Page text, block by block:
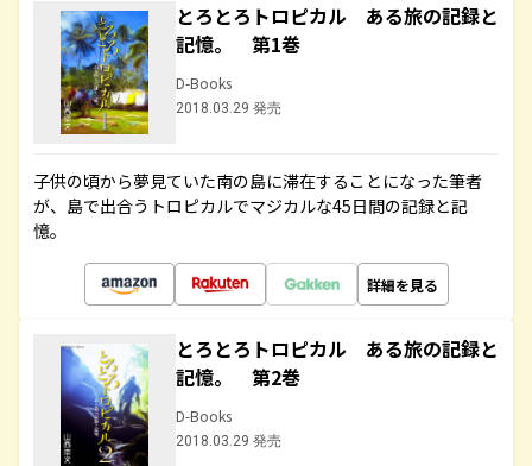
とろとろトロピカル ある旅の記録と
記憶。 第1巻
D-Books
2018.03.29 発売
子供の頃から夢見ていた南の島に滞在することになった筆者
が、島で出合うトロピカルでマジカルな45日間の記録と記
憶。
詳細を見る
とろとろトロピカル ある旅の記録と
記憶。 第2巻
D-Books
2018.03.29 発売